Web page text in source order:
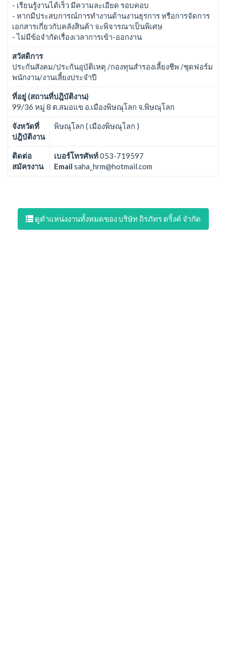
- เรียนรู้งานได้เร็ว มีความละเอียด รอบคอบ
- หากมีประสบการณ์การทำงานด้านงานธุรการ หรือการจัดการ
เอกสารเกี่ยวกับคลังสินค้า จะพิจารณาเป็นพิเศษ
- ไม่มีข้อจำกัดเรื่องเวลาการเข้า-ออกงาน
สวัสดิการ
ประกันสังคม/ประกันอุบัติเหตุ /กองทุนสำรองเลี้ยงชีพ /ชุดฟอร์ม
พนักงาน/งานเลี้ยงประจำปี
ที่อยู่ (สถานที่ปฎิบัติงาน)
99/36 หมู่ 8 ต.สมอแข อ.เมืองพิษณุโลก จ.พิษณุโลก
จังหวัดที่
ปฎิบัติงาน
พิษณุโลก ( เมืองพิษณุโลก )
ติดต่อ
สมัครงาน
เบอร์โทรศัพท์053-719597
Email saha_hrm@hotmail.com
ดูตำแหน่งงานทั้งหมดของ บริษัท ถิรภัทร ดริ้งค์ จำกัด